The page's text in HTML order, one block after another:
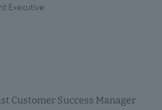
Customer Success Manager
Executive